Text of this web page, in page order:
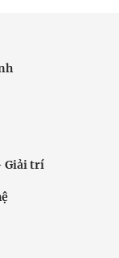
Giải trí